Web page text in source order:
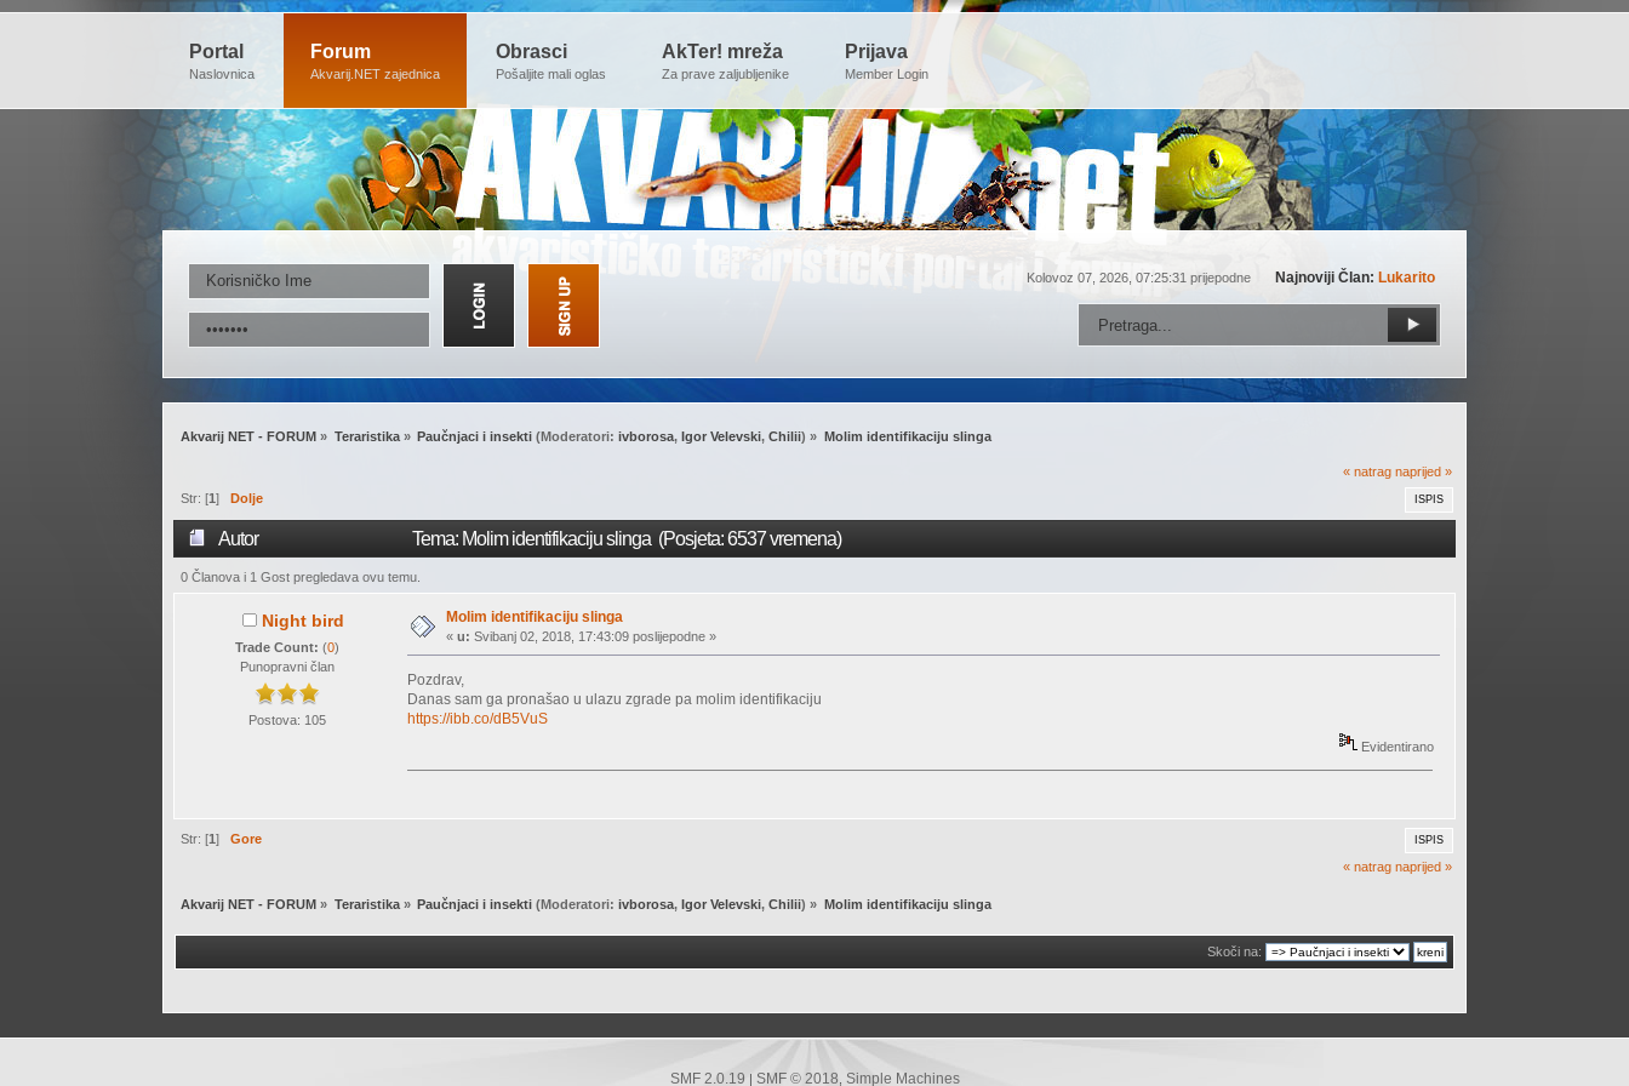
Portal
Naslovnica
Forum
Akvarij.NET zajednica
Obrasci
Pošaljite mali oglas
AkTer! mreža
Za prave zaljubljenike
Prijava
Member Login
Kolovoz 07, 2026, 07:25:31 prijepodne Najnoviji Član: Lukarito
Akvarij NET - FORUM » Teraristika» Paučnjaci i insekti (Moderatori:ivborosa, Igor Velevski,Chilii) » Molim identifikaciju slinga
« natrag naprijed »
ISPIS
Str: [1] Dolje
Autor Tema: Molim identifikaciju slinga (Posjeta: 6537 vremena)
0 Članova i 1 Gost pregledava ovu temu.
Night bird
Trade Count:(0)
Punopravni član
Postova: 105
Molim identifikaciju slinga
«u: Svibanj 02, 2018, 17:43:09 poslijepodne »
Pozdrav,
Danas sam ga pronašao u ulazu zgrade pa molim identifikaciju
https://ibb.co/dB5VuS
Evidentirano
ISPIS
Str: [1] Gore
« natrag naprijed »
Akvarij NET - FORUM » Teraristika» Paučnjaci i insekti (Moderatori:ivborosa,Igor Velevski,Chilii) » Molim identifikaciju slinga
Skoči na:
SMF 2.0.19 | SMF © 2018 Simple Machines